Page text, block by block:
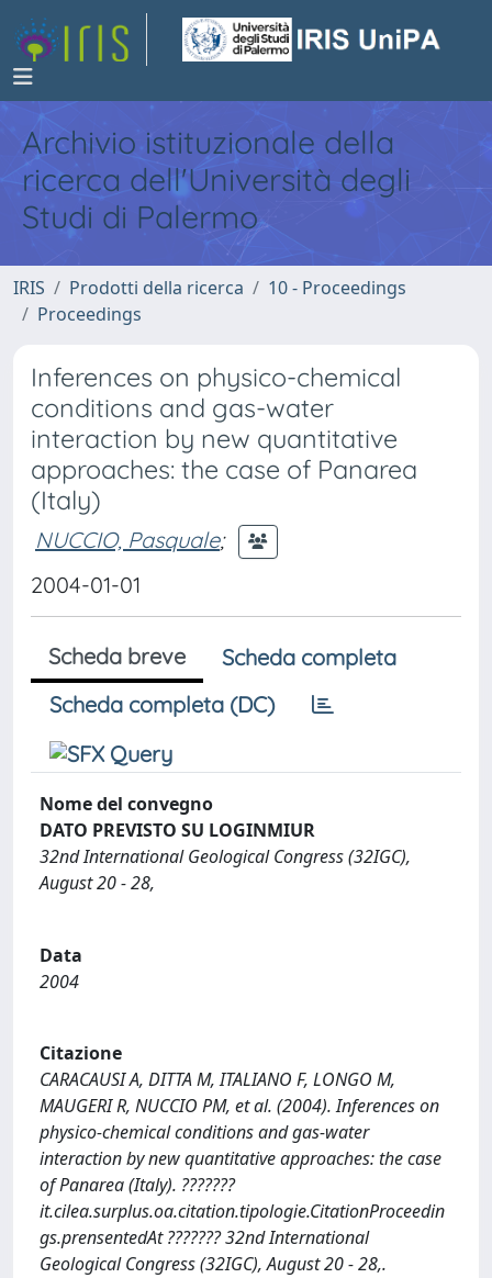
Archivio istituzionale della
ricerca dell'Università degli
Studi di Palermo
IRIS Prodotti della ricerca
10 - Proceedings
Proceedings
Inferences on physico-chemical
conditions and gas-water
interaction by new quantitative
approaches: the case of Panarea
(Italy)
NUCCIO, Pasquale;
2004-01-01
Scheda breve
Scheda completa
Scheda completa (DC)
Nome del convegno
DATO PREVISTO SU LOGINMIUR
32nd International Geological Congress (32IGC),
August 20 - 28,
Data
2004
Citazione
CARACAUSI A, DITTA M, ITALIANO F, LONGO M,
MAUGERI R, NUCCIO PM, et al. (2004). Inferences on
physico-chemical conditions and gas-water
interaction by new quantitative approaches: the case
of Panarea (Italy). ???????
it.cilea.surplus.oa.citation.tipologie.CitationProceedin
gs.prensentedAt ??????? 32nd International
Geological Congress (32IGC), August 20 - 28,.